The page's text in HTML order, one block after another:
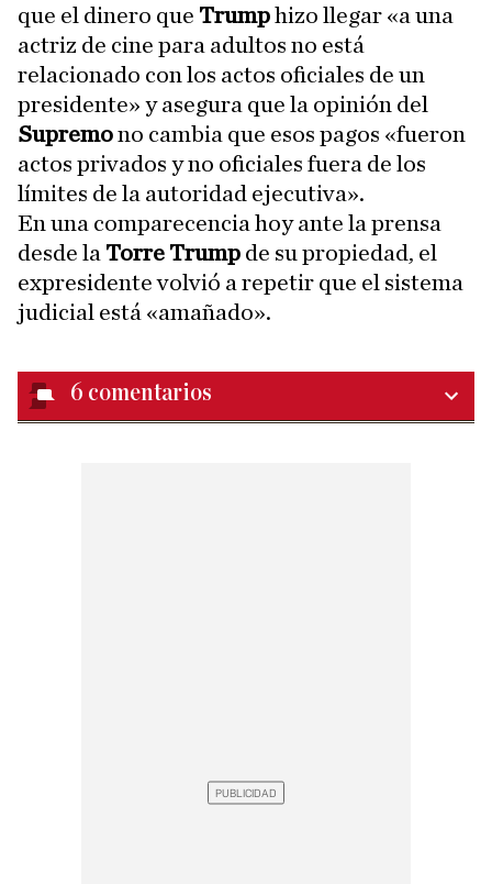
que el dinero que Trumphizo llegar «a una
actriz de cine para adultos no está
relacionado con los actos oficiales de un
presidente» y asegura que la opinión del
Supremono cambia que esos pagos «fueron
actos privados y no oficiales fuera de los
límites de la autoridad ejecutiva».
En una comparecencia hoy ante la prensa
desde la Torre Trump de su propiedad, el
expresidente volvió a repetir que el sistema
judicial está «amañado».
6 comentarios